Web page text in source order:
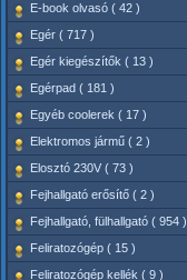
E-book olvasó ( 42 )
Egér ( 717 )
Egér kiegészítők ( 13 )
Egérpad ( 181 )
Egyéb coolerek ( 17 )
Elektromos jármű ( 2 )
Elosztó 230V ( 73 )
Fejhallgató erősítő ( 2 )
Fejhallgató, fülhallgató ( 954 )
Feliratozógép ( 15 )
Feliratozógép kellék ( 9 )